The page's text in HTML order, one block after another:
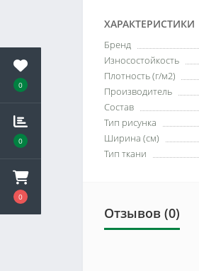
0
0
0
ХАРАКТЕРИСТИКИ
Бренд
Износостойкость
Плотность (г/м2)
Производитель
Состав
Тип рисунка
Ширина (см)
Тип ткани
Отзывов (0)